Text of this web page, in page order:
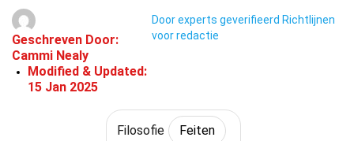
Geschreven Door:
Cammi Nealy
Modified & Updated:
15 Jan 2025
Door experts geverifieerd Richtlijnen
voor redactie
Filosofie Feiten